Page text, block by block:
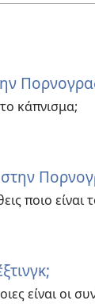
κάπνισμα;
ποιο
είναι οι